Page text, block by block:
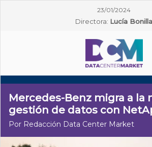
23/01/2024
Directora: Lucía Bonilla
Mercedes-Benz migra a la
gestión de datos con
Por Redacción Data Center Market